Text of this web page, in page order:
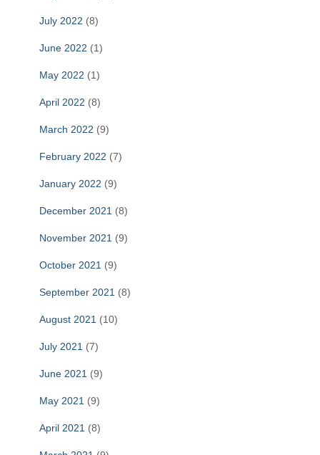
July 2022 (8)
June 2022 (1)
May 2022 (1)
April 2022 (8)
March 2022 (9)
February 2022 (7)
January 2022 (9)
December 2021 (8)
November 2021 (9)
October 2021 (9)
September 2021 (8)
August 2021 (10)
July 2021 (7)
June 2021 (9)
May 2021 (9)
April 2021 (8)